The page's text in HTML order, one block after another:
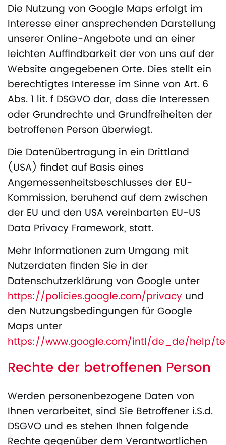
Die Nutzung von Google Maps erfolgt im
Interesse einer ansprechenden Darstellung
unserer Online-Angebote und an einer
leichten Auffindbarkeit der von uns auf der
Website angegebenen Orte. Dies stellt ein
berechtigtes Interesse im Sinne von Art. 6
Abs. 1 lit. f DSGVO dar, dass die Interessen
oder Grundrechte und Grundfreiheiten der
betroffenen Person überwiegt.
Die Datenübertragung in ein Drittland
(USA) findet auf Basis eines
Angemessenheitsbeschlusses der EU-
Kommission, beruhend auf dem zwischen
der EU und den USA vereinbarten EU-US
Data Privacy Framework, statt.
Mehr Informationen zum Umgang mit
Nutzerdaten finden Sie in der
Datenschutzerklärung von Google unter
https://policies.google.com/privacy und
den Nutzungsbedingungen für Google
Maps unter
https://www.google.com/intl/de_de/help/
Rechte der betroffenen Person
Werden personenbezogene Daten von
Ihnen verarbeitet, sind Sie Betroffener i.S.d.
DSGVO und es stehen Ihnen folgende
Rechte gegenüber dem Verantwortlichen